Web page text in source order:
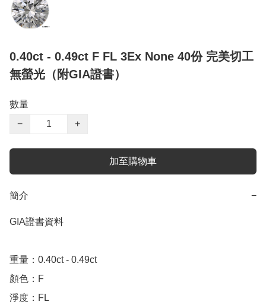
0.40ct - 0.49ct F FL 3Ex None 40份 完美切工
無螢光（附GIA證書）
數量
−
+
加至購物車
簡介 −
GIA證書資料
重量：0.40ct - 0.49ct
顏色：F
淨度：FL